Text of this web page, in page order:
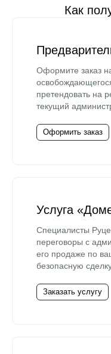
Как
Оформите заказ
претендовать на
текущий
Оформить заказ
Услуга
Специалисты
переговоры с
его продаже по
безопасную
Заказать услугу